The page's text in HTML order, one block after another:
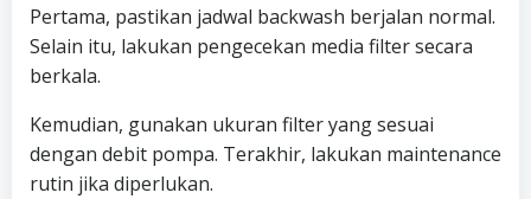
Pertama, pastikan jadwal backwash berjalan normal.
Selain itu, lakukan pengecekan media filter secara
berkala.
Kemudian, gunakan ukuran filter yang sesuai
dengan debit pompa. Terakhir, lakukan maintenance
rutin jika diperlukan.